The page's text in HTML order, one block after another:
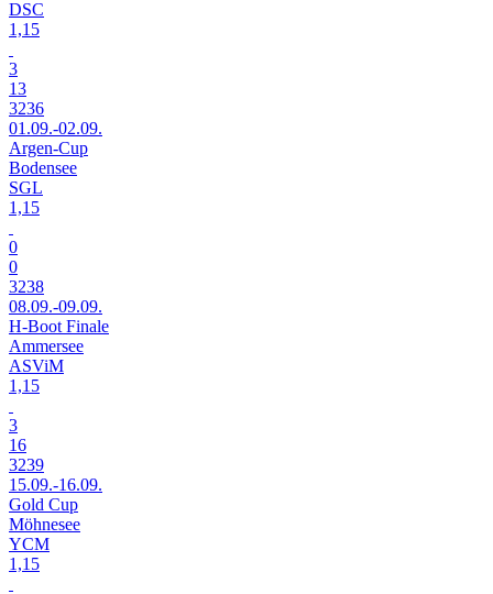
DSC
1,15
3
13
3236
01.09.-02.09.
Argen-Cup
Bodensee
SGL
1,15
0
0
3238
08.09.-09.09.
H-Boot Finale
Ammersee
ASViM
1,15
3
16
3239
15.09.-16.09.
Gold Cup
Möhnesee
YCM
1,15